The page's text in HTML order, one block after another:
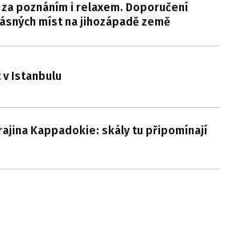
za poznáním i relaxem. Doporučení
míst na jihozápadě země
v Istanbulu
Kappadokie: skály tu připomínají